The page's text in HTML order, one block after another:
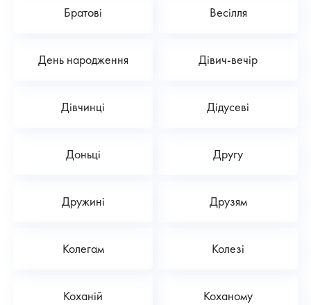
Братові Весілля
День народження Дівич-вечір
Дівчинці Дідусеві
Доньці Другу
Дружині Друзям
Колегам Колезі
Коханій Коханому